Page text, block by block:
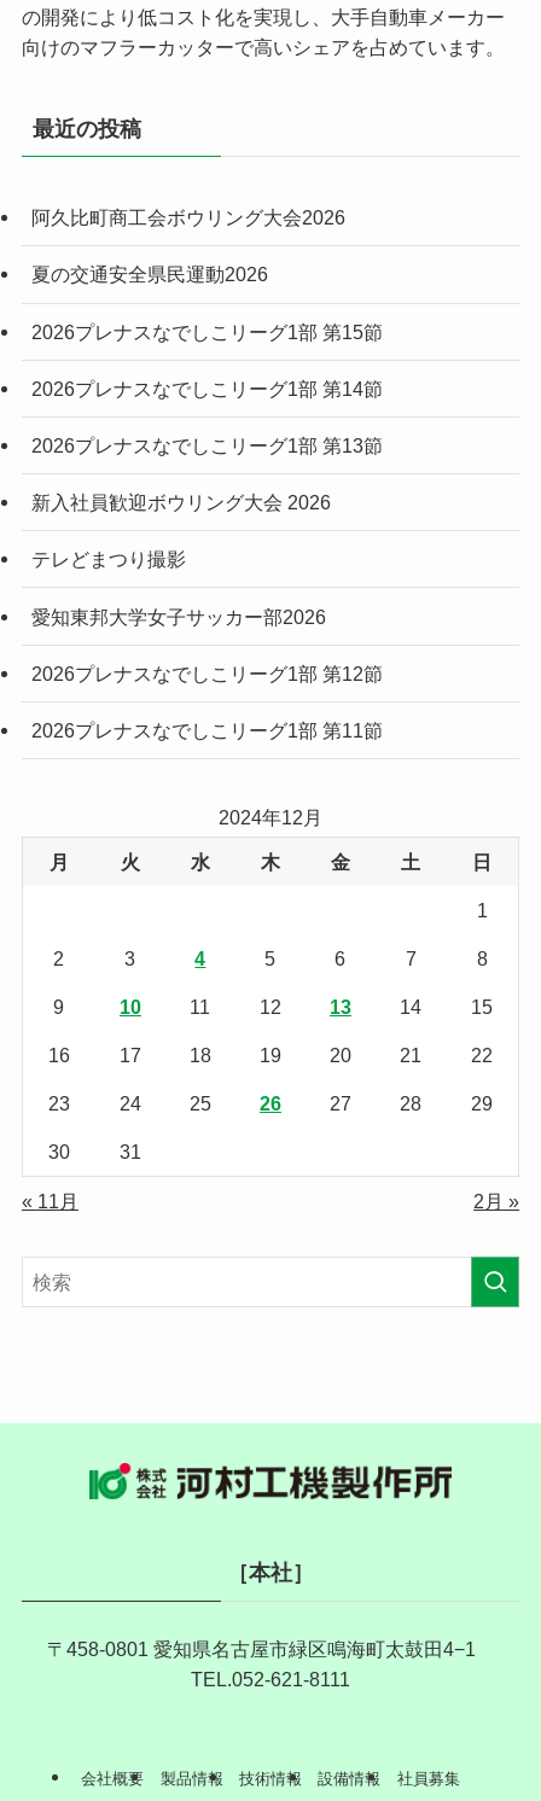
の開発により低コスト化を実現し、大手自動車メーカー
向けのマフラーカッターで高いシェアを占めています。
最近の投稿
阿久比町商工会ボウリング大会2026
夏の交通安全県民運動2026
2026プレナスなでしこリーグ1部 第15節
2026プレナスなでしこリーグ1部 第14節
2026プレナスなでしこリーグ1部 第13節
新入社員歓迎ボウリング大会 2026
テレどまつり撮影
愛知東邦大学女子サッカー部2026
2026プレナスなでしこリーグ1部 第12節
2026プレナスなでしこリーグ1部 第11節
2024年12月
月 火 水 木 金 土 日
1
2 3 4 5 6 7 8
9 10 11 12 13 14 15
16 17 18 19 20 21 22
23 24 25 26 27 28 29
30 31
« 11月 2月 »
［本社］
〒458-0801 愛知県名古屋市緑区鳴海町太鼓田4−1
TEL.052-621-8111
会社概要 製品情報 技術情報 設備情報 社員募集